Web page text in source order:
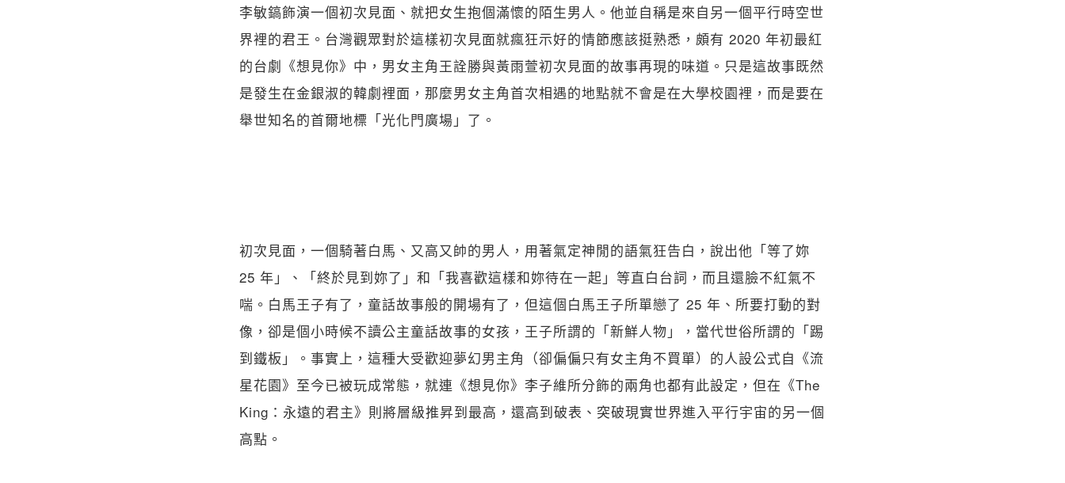
李敏鎬飾演一個初次見面、就把女生抱個滿懷的陌生男人。他並自稱是來自另一個平行時空世
界裡的君王。台灣觀眾對於這樣初次見面就瘋狂示好的情節應該挺熟悉，頗有 2020 年初最紅
的台劇《想見你》中，男女主角王詮勝與黃雨萱初次見面的故事再現的味道。只是這故事既然
是發生在金銀淑的韓劇裡面，那麼男女主角首次相遇的地點就不會是在大學校園裡，而是要在
舉世知名的首爾地標「光化門廣場」了。
初次見面，一個騎著白馬、又高又帥的男人，用著氣定神閒的語氣狂告白，說出他「等了妳
25 年」、「終於見到妳了」和「我喜歡這樣和妳待在一起」等直白台詞，而且還臉不紅氣不
喘。白馬王子有了，童話故事般的開場有了，但這個白馬王子所單戀了 25 年、所要打動的對
像，卻是個小時候不讀公主童話故事的女孩，王子所謂的「新鮮人物」，當代世俗所謂的「踢
到鐵板」。事實上，這種大受歡迎夢幻男主角（卻偏偏只有女主角不買單）的人設公式自《流
星花園》至今已被玩成常態，就連《想見你》李子維所分飾的兩角也都有此設定，但在《The
King：永遠的君主》則將層級推昇到最高，還高到破表、突破現實世界進入平行宇宙的另一個
高點。